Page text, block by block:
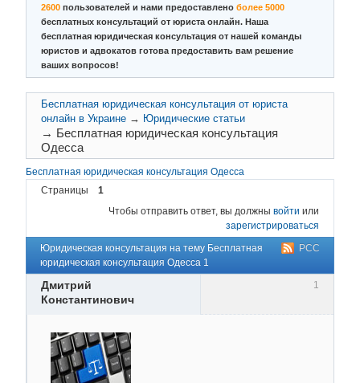
2600 пользователей и нами предоставлено более 5000
бесплатных консультаций от юриста онлайн. Наша
бесплатная юридическая консультация от нашей команды
юристов и адвокатов готова предоставить вам решение
ваших вопросов!
Бесплатная юридическая консультация Одесса
Страницы
1
Чтобы отправить ответ, вы должны войти или
зарегистрироваться
РСС
Юридическая консультация на тему Бесплатная
юридическая консультация Одесса 1
1
Дмитрий
Константинович
Бесплатная юридическая консультация от юриста
онлайн в Украине → Юридические статьи
→ Бесплатная юридическая консультация
Одесса